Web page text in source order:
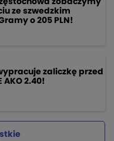
ze szwedzkim
o 205 PLN!
zaliczkę przed
AKO 2.40!